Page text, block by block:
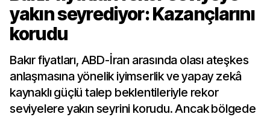
yakın seyrediyor: Kazançlarını
korudu
Bakır fiyatları, ABD-İran arasında olası ateşkes
anlaşmasına yönelik iyimserlik ve yapay zekâ
kaynaklı güçlü talep beklentileriyle rekor
seviyelere yakın seyrini korudu. Ancak bölgede